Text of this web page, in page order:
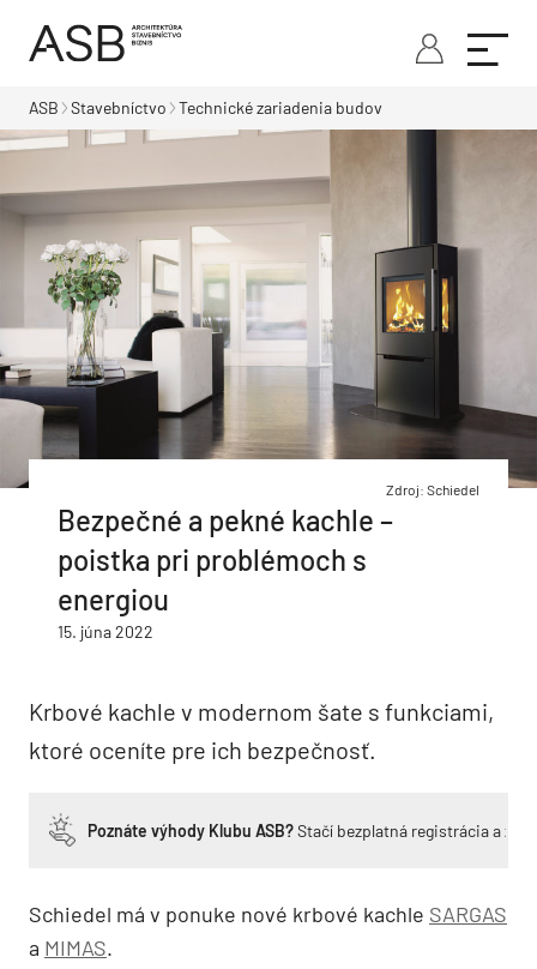
ASB Stavebníctvo Technické zariadenia budov
Zdroj: Schiedel
Bezpečné a pekné kachle –
poistka pri problémoch s
energiou
15. júna 2022
Krbové kachle v modernom šate s funkciami,
ktoré oceníte pre ich bezpečnosť.
Poznáte výhody Klubu ASB?Stačí bezplatná registrácia a
Schiedel má v ponuke nové krbové kachle SARGAS
a MIMAS.